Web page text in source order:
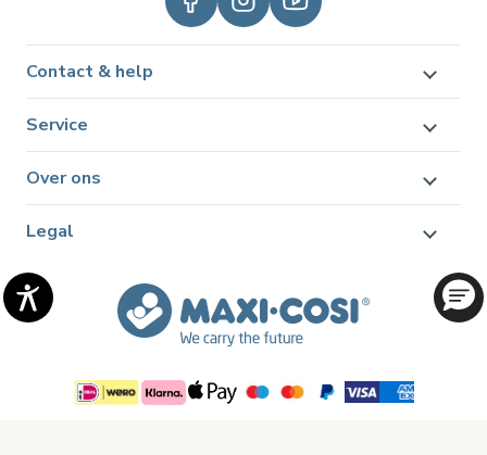
Contact & help
Service
Over ons
Legal